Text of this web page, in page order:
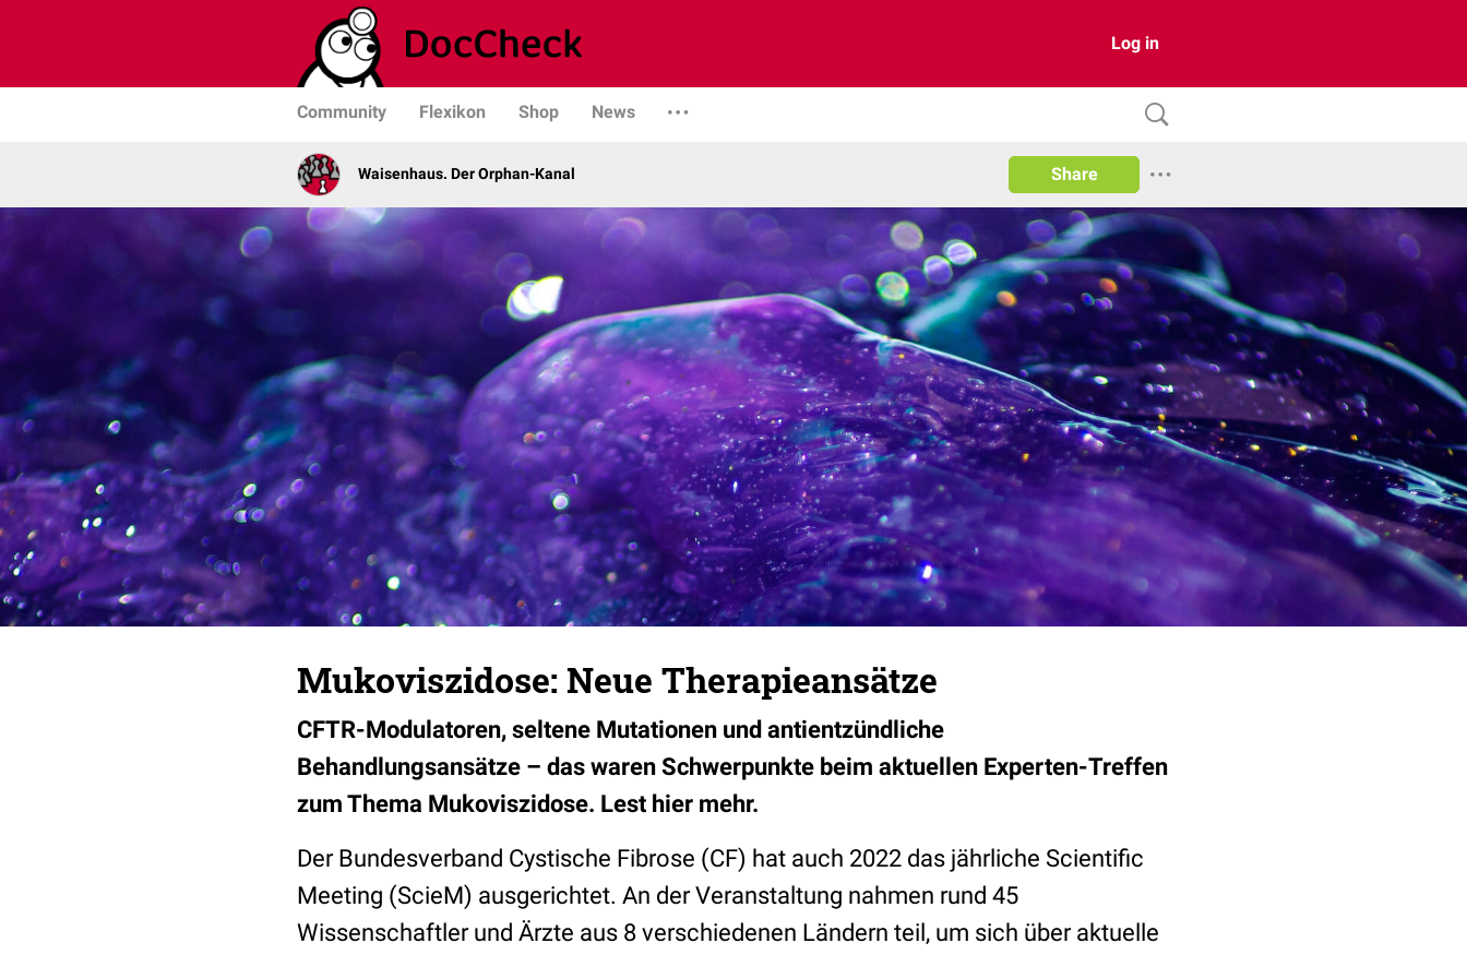
Log in
Community Flexikon Shop News
Waisenhaus. Der Orphan-Kanal Share
Mukoviszidose: Neue Therapieansätze
CFTR-Modulatoren, seltene Mutationen und antientzündliche
Behandlungsansätze – das waren Schwerpunkte beim aktuellen Experten-Treffen
zum Thema Mukoviszidose. Lest hier mehr.
Der Bundesverband Cystische Fibrose (CF) hat auch 2022 das jährliche Scientific
Meeting (ScieM) ausgerichtet. An der Veranstaltung nahmen rund 45
Wissenschaftler und Ärzte aus 8 verschiedenen Ländern teil, um sich über aktuelle